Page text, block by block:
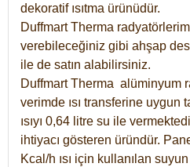
dekoratif ısıtma ürünüdür.
Duffmart Therma
verebileceğiniz gibi ahşap
ile de satın alabilirsiniz.
Duffmart Therma alüminyum
verimde ısı transferine uygun
ısıyı 0,64 litre su ile
ihtiyacı gösteren üründür.
Kcal/h ısı için kullanılan